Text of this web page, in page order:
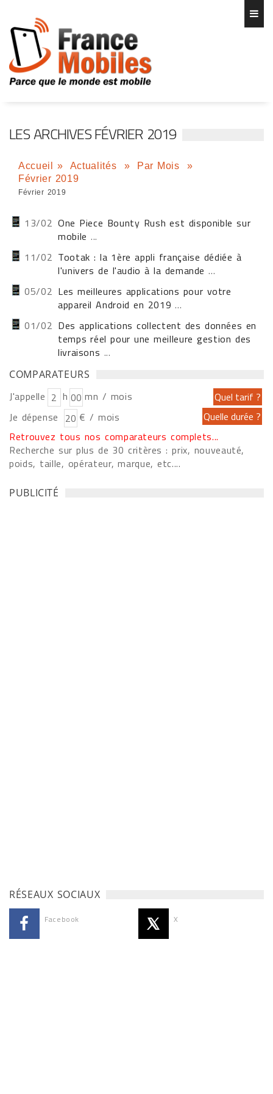
LES ARCHIVES FÉVRIER 2019
Accueil » Actualités » Par Mois
»
Février 2019
Février 2019
13/02 One Piece Bounty Rush est disponible sur
mobile ...
11/02 Tootak : la 1ère appli française dédiée à
l'univers de l'audio à la demande ...
05/02 Les meilleures applications pour votre
appareil Android en 2019 ...
01/02 Des applications collectent des données en
temps réel pour une meilleure gestion des
livraisons ...
COMPARATEURS
J'appelle h
mn / mois
Je dépense
€ / mois
Retrouvez tous nos comparateurs complets...
Recherche sur plus de 30 critères : prix, nouveauté,
poids, taille, opérateur, marque, etc....
PUBLICITÉ
RÉSEAUX SOCIAUX
Facebook X